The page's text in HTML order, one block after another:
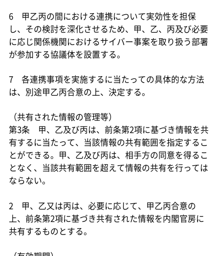
6 甲乙丙の間における連携について実効性を担保
し、その検討を深化させるため、甲、乙、丙及び必要
に応じ関係機関におけるサイバー事案を取り扱う部署
が参加する協議体を設置する。
7 各連携事項を実施するに当たっての具体的な方法
は、別途甲乙丙合意の上、決定する。
（共有された情報の管理等）
第3条 甲、乙及び丙は、前条第2項に基づき情報を共
有するに当たって、当該情報の共有範囲を指定するこ
とができる。甲、乙及び丙は、相手方の同意を得るこ
となく、当該共有範囲を超えて情報の共有を行っては
ならない。
2 甲、乙又は丙は、必要に応じて、甲乙丙合意の
上、前条第2項に基づき共有された情報を内閣官房に
共有するものとする。